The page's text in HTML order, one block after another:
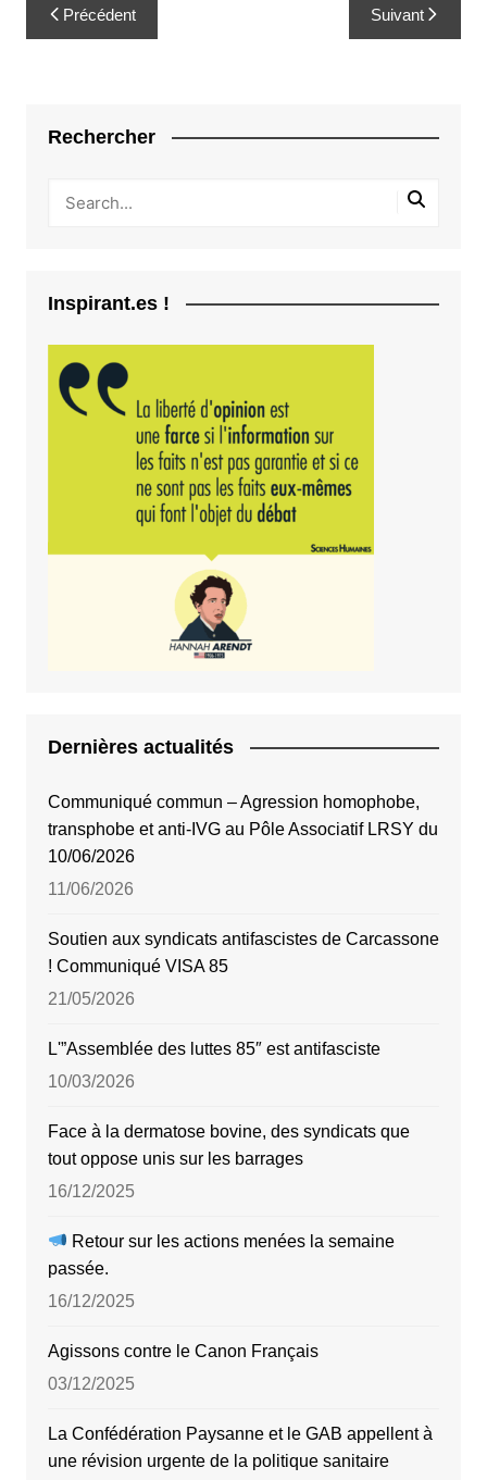
de
Précédent Suivant
Rechercher
Inspirant.es !
Dernières actualités
Communiqué commun – Agression homophobe,
transphobe et anti-IVG au Pôle Associatif LRSY du
10/06/2026
11/06/2026
Soutien aux syndicats antifascistes de Carcassone
! Communiqué VISA 85
21/05/2026
L'”Assemblée des luttes 85″ est antifasciste
10/03/2026
Face à la dermatose bovine, des syndicats que
tout oppose unis sur les barrages
16/12/2025
Retour sur les actions menées la semaine
passée.
16/12/2025
Agissons contre le Canon Français
03/12/2025
La Confédération Paysanne et le GAB appellent à
une révision urgente de la politique sanitaire